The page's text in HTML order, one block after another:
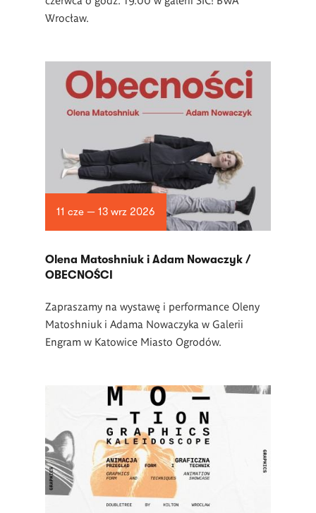
Wrocław.
11 cze — 13 wrz 2026
Olena Matoshniuk i Adam Nowaczyk /
OBECNOŚCI
Zapraszamy na wystawę i performance Oleny
Matoshniuk i Adama Nowaczyka w Galerii
Engram w Katowice Miasto Ogrodów.